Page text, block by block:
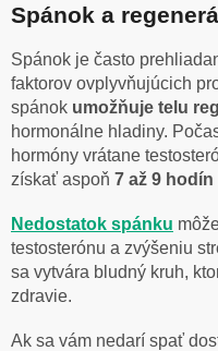
Spánok a
Spánok je často
faktorov ovplyvňujúcich
spánok umožňuje telu
hormonálne hladiny.
hormóny vrátane
získať aspoň 7 až 9 hodín
Nedostatok spánku
testosterónu a zvýšeniu
sa vytvára bludný kruh,
zdravie.
Ak sa vám nedarí spať